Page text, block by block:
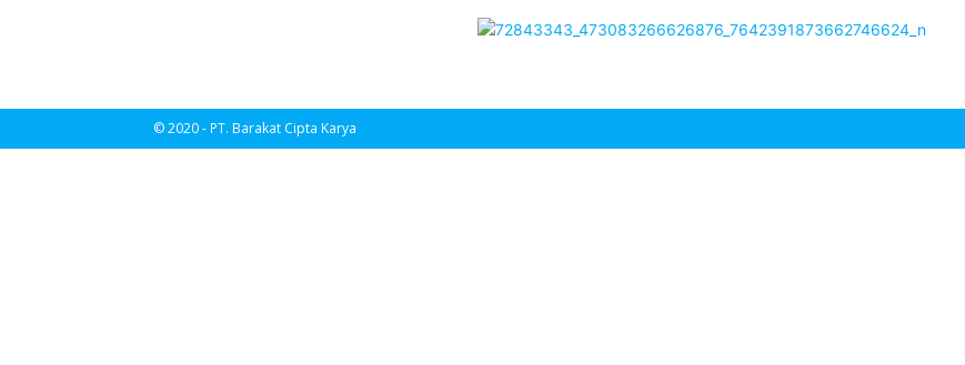
© 2020 - PT. Barakat Cipta Karya